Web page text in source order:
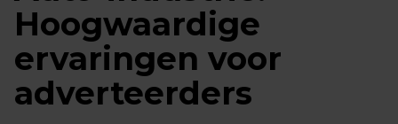
Hoogwaardige
ervaringen voor
adverteerders